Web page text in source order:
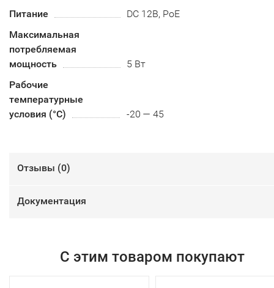
Питание
DC 12В, PoE
Максимальная
потребляемая
мощность
5 Вт
Рабочие
температурные
условия (°С)
-20 — 45
Отзывы (0)
Документация
С этим товаром покупают